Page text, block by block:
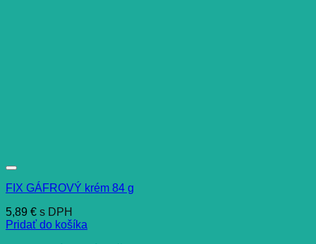
FIX GÁFROVÝ krém 84 g
5,89 € s DPH
Pridať do košíka